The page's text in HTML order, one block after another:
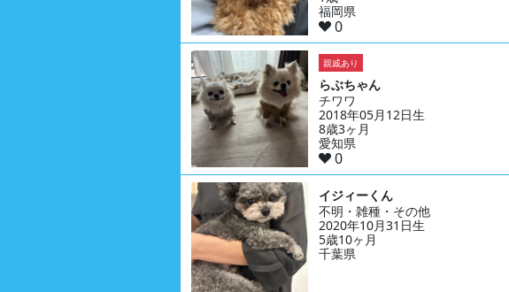
福岡県
0
親戚あり
らぶちゃん
チワワ
2018年05月12日生
8歳3ヶ月
愛知県
0
イジィーくん
不明・雑種・その他
2020年10月31日生
5歳10ヶ月
千葉県